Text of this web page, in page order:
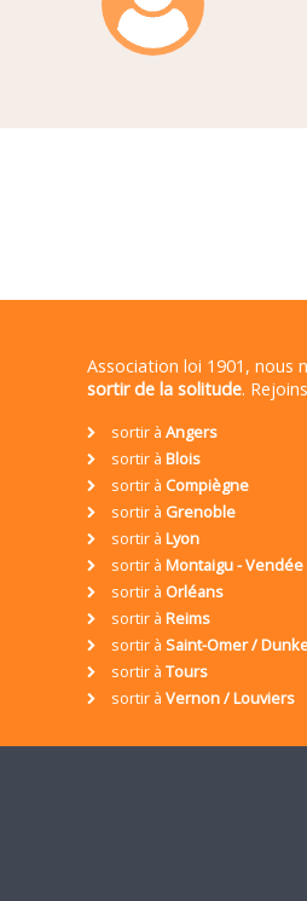
Association loi 1901, nous
sortir de la solitude.
sortir à Angers
sortir à Blois
sortir à Compiègne
sortir à Grenoble
sortir à Lyon
sortir à Montaigu - Vendée
sortir à Orléans
sortir à Reims
sortir à Saint-Omer /
sortir à Tours
sortir à Vernon / Louviers